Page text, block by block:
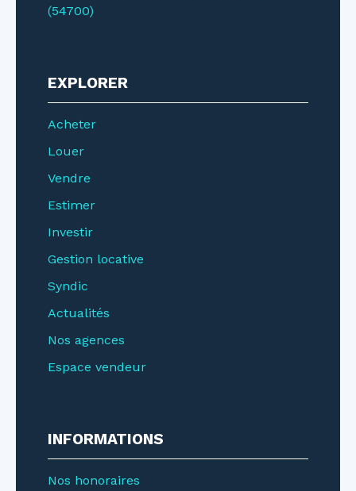
(54700)
EXPLORER
Acheter
Louer
Vendre
Estimer
Investir
Gestion locative
Syndic
Actualités
Nos agences
Espace vendeur
INFORMATIONS
Nos honoraires